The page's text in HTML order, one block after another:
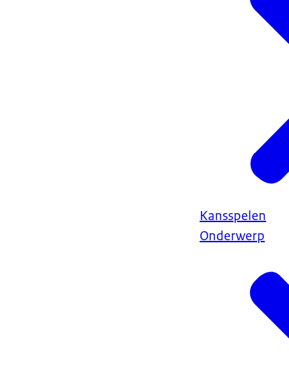
Kansspelen
Onderwerp